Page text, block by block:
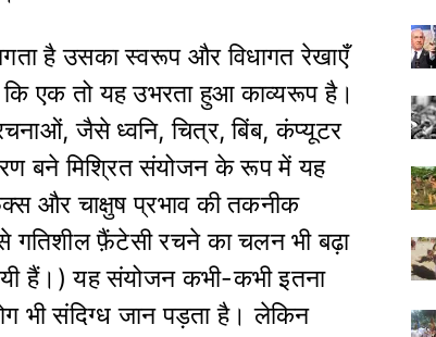
है उसका स्वरूप और विधागत रेखाएँ
एक तो यह उभरता हुआ काव्यरूप है।
जैसे ध्वनि, चित्र, बिंब, कंप्यूटर
बने मिश्रित संयोजन के रूप में यह
और चाक्षुष प्रभाव की तकनीक
फ़ैंटेसी रचने का चलन भी बढ़ा
हैं।) यह संयोजन कभी-कभी इतना
भी संदिग्ध जान पड़ता है। लेकिन